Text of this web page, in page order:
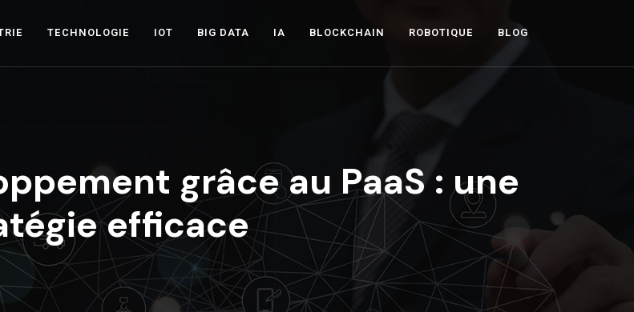
TECHNOLOGIE IOT BIG DATA IA BLOCKCHAIN ROBOTIQUE BLOG
grâce au PaaS : une
efficace